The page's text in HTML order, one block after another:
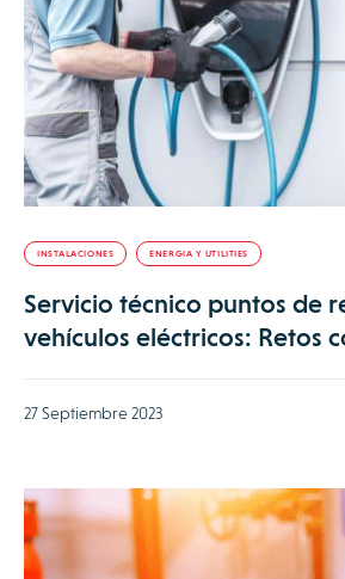
INSTALACIONES ENERGIA Y UTILITIES
Servicio técnico puntos de
vehículos eléctricos: Retos
27 Septiembre 2023